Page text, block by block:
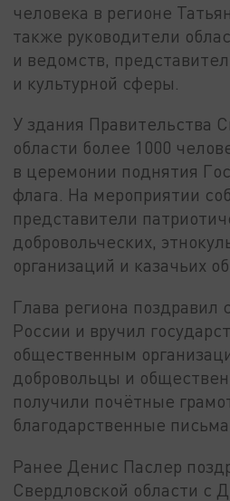
человека в регионе
также руководители
и ведомств,
и культурной сферы.
У здания Правительства
области более 1000
в церемонии поднятия
флага. На мероприятии
представители
добровольческих,
организаций и казачьих
Глава региона поздравил
России и вручил
общественным
добровольцы и
получили почётные
благодарственные письма
Ранее Денис Паслер
Свердловской области с